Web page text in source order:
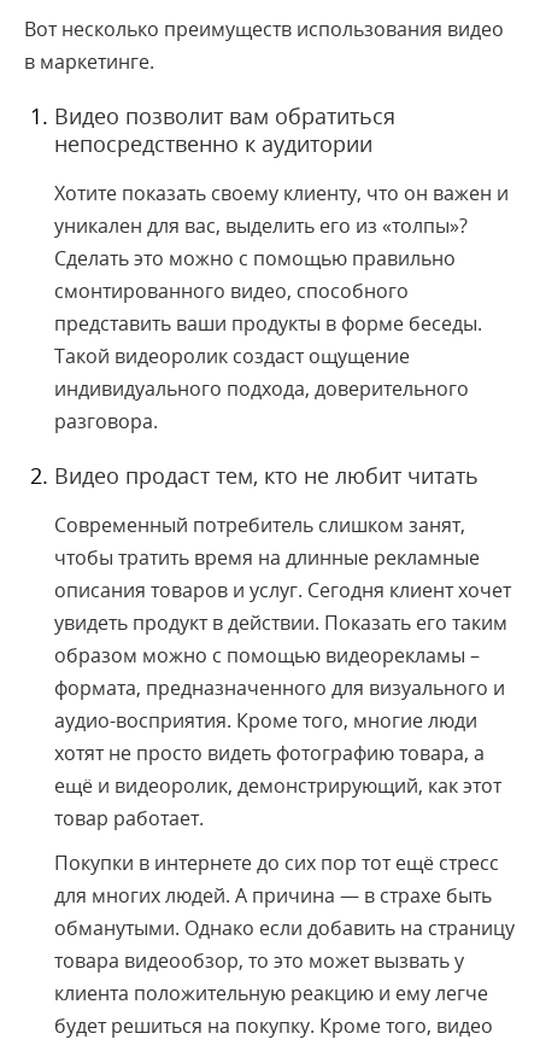
Вот несколько преимуществ использования видео
в маркетинге.
Видео позволит вам обратиться
непосредственно к аудитории
Хотите показать своему клиенту, что он важен и
уникален для вас, выделить его из «толпы»?
Сделать это можно с помощью правильно
смонтированного видео, способного
представить ваши продукты в форме беседы.
Такой видеоролик создаст ощущение
индивидуального подхода, доверительного
разговора.
Видео продаст тем, кто не любит читать
Современный потребитель слишком занят,
чтобы тратить время на длинные рекламные
описания товаров и услуг. Сегодня клиент хочет
увидеть продукт в действии. Показать его таким
образом можно с помощью видеорекламы –
формата, предназначенного для визуального и
аудио-восприятия. Кроме того, многие люди
хотят не просто видеть фотографию товара, а
ещё и видеоролик, демонстрирующий, как этот
товар работает.
Покупки в интернете до сих пор тот ещё стресс
для многих людей. А причина — в страхе быть
обманутыми. Однако если добавить на страницу
товара видеообзор, то это может вызвать у
клиента положительную реакцию и ему легче
будет решиться на покупку. Кроме того, видео